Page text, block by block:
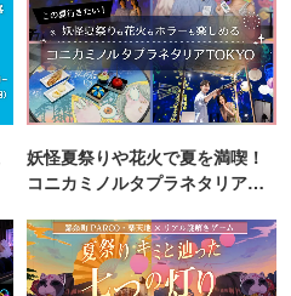
妖怪夏祭りや花火で夏を満喫！
コニカミノルタプラネタリア